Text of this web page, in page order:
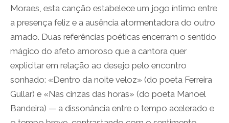
Moraes, esta canção estabelece um jogo íntimo entre
a presença feliz e a ausência atormentadora do outro
amado. Duas referências poéticas encerram o sentido
mágico do afeto amoroso que a cantora quer
explicitar em relação ao desejo pelo encontro
sonhado: «Dentro da noite veloz» (do poeta Ferreira
Gullar) e «Nas cinzas das horas» (do poeta Manoel
Bandeira) — a dissonância entre o tempo acelerado e